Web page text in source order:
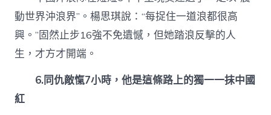
動世界沖浪界”。楊思琪說：“每捉住一道浪都很高
興。”固然止步16強不免遺憾，但她踏浪反擊的人
生，才方才開端。
6.同仇敵愾7小時，他是這條路上的獨一一抹中國
紅